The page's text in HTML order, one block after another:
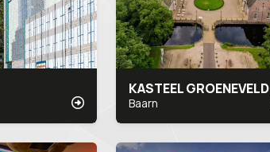
KASTEEL GROENEVELD
Baarn